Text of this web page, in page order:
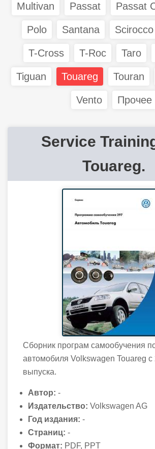
Multivan Passat Passat
Polo Santana Scirocco
T-Cross T-Roc Taro
Tiguan Touareg Touran
Vento Прочее
Service
Touareg.
Сборник програм самообучения
автомобиля Volkswagen Touareg с
выпуска.
Автор: -
Издательство: Volkswagen AG
Год издания: -
Страниц: -
Формат: PDF, PPT